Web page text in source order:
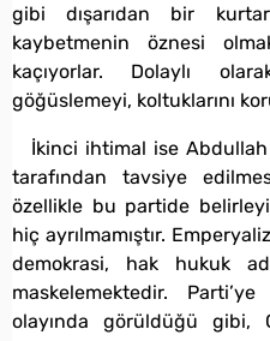
gibi dışarıdan bir
kaybetmenin öznesi
kaçıyorlar. Dolaylı
göğüslemeyi, koltuklarını
İkinci ihtimal ise Abdullah
tarafından tavsiye
özellikle bu partide
hiç ayrılmamıştır.
demokrasi, hak hukuk
maskelemektedir.
olayında görüldüğü gibi,